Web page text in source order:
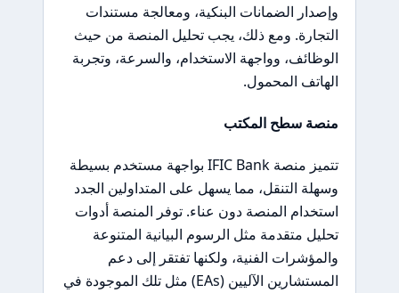
وإصدار الضمانات البنكية، ومعالجة مستندات
التجارة. ومع ذلك، يجب تحليل المنصة من حيث
الوظائف، وواجهة الاستخدام، والسرعة، وتجربة
الهاتف المحمول.
منصة سطح المكتب
تتميز منصة IFIC Bank بواجهة مستخدم بسيطة
وسهلة التنقل، مما يسهل على المتداولين الجدد
استخدام المنصة دون عناء. توفر المنصة أدوات
تحليل متقدمة مثل الرسوم البيانية المتنوعة
والمؤشرات الفنية، ولكنها تفتقر إلى دعم
المستشارين الآليين (EAs) مثل تلك الموجودة في